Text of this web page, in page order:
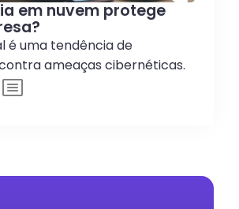
em nuvem protege
é uma tendência de
ameaças cibernéticas.